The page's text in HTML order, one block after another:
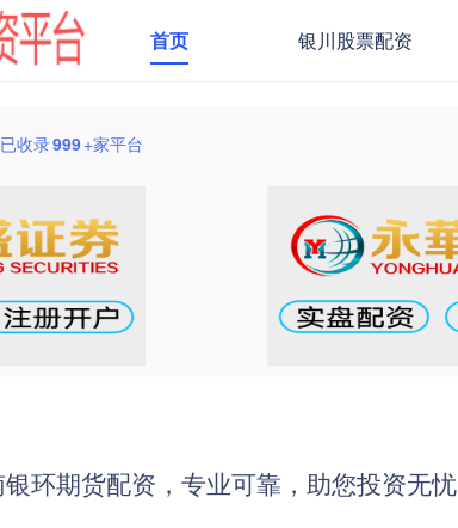
首页 银川股票配资
已收录999+家平台
环期货配资，专业可靠，助您投资无忧